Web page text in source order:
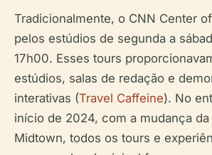
Tradicionalmente, o CNN Center
pelos estúdios de segunda a
17h00. Esses tours
estúdios, salas de redação e
interativas (Travel Caffeine). No
início de 2024, com a mudança da
Midtown, todos os tours e